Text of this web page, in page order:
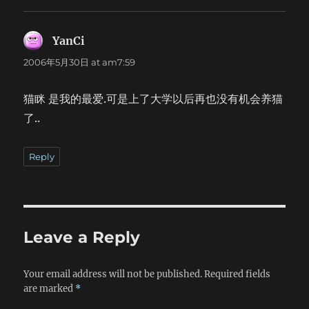
那真的是女神么？恍惚中几乎忘了用相机把这一切记录下来。
有人已经跑得远远的了，只在山坡上露出一个小小的脑袋。山
的那一边，真的是一个我们无从知晓的世界么？ 这些问题也
风猎猎，几乎要飞起来。这已经是另一个世界了。如此前行两
个钟头，来到了冰川入口，路标显示：海拔4000米。大家把能
穿的衣服都穿在身上，准备攀登。路旁是一条小溪，溪水是冰
流。这里被远远近近的雪山包围了，远处的那些在日光的照耀
下发出刺眼的白光。开始大约是三百级石阶，已经有人走不动
后进同学，我也就在最后跟着大家慢慢爬。 阶梯消失了。由
倒，这里的草似乎与山下很不相同，虽说很长，但却拧成一
呵，那次险些连命都没了。爬了一阵，刺眼的阳光从乌云的缝
隙中透过来，晃得人睁不开眼。旁边的山谷里云朵正借着阳光
YanCi
2006年5月30日 at am7:59
猫眯 是我的最爱.可是上了大学以后再也没有机会养猫
了..
Reply
Leave a Reply
Your email address will not be published. Required fields
are marked *